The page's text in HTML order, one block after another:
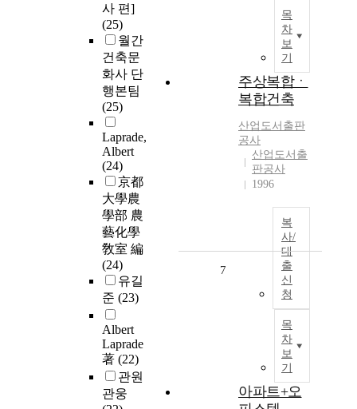
사 편]
(25)
월간
건축문
화사 단
행본팀
(25)
Laprade,
Albert
(24)
京都
大學農
學部 農
藝化學
敎室 編
(24)
유길
준 (23)
Albert
Laprade
著 (22)
관원
관웅
목
차
보
기
주상복합ㆍ
복합건축
산업도서출판
공사
산업도서출
판공사
1996
복
사/
대
출
신
청
목
차
보
기
7
아파트+오